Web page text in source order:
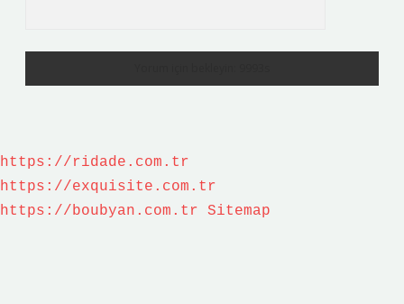
https://ridade.com.tr
https://exquisite.com.tr
https://boubyan.com.tr
Sitemap